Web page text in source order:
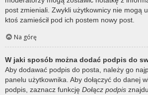
post zmieniali. Zwykli użytkownicy nie mogą
ktoś zamieścił pod ich postem nowy post.
Na górę
W jaki sposób można dodać podpis do
Aby dodawać podpis do posta, należy go
panelu użytkownika. Aby dołączyć do danej
podpis, zaznacz funkcję Dołącz podpis